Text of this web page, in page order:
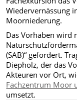
Wiedervernässung
Moorniederung.
Das Vorhaben wird
(SAB)“ gefördert.
Diepholz, der das
Akteuren vor Ort,
Fachzentrum Moor
umsetzt.